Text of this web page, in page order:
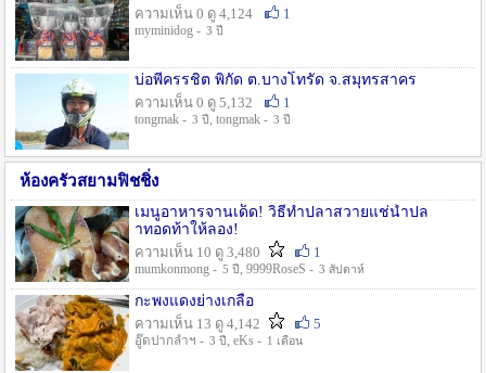
ความเห็น 0 ดู 4,124
1
myminidog - 3 ปี
บ่อพี่ครรชิต พิกัด ต.บางโทรัด จ.สมุทรสาคร
ความเห็น 0 ดู 5,132
1
tongmak - 3 ปี , tongmak - 3 ปี
ห้องครัวสยามฟิชชิ่ง
เมนูอาหารจานเด็ด! วิธีทำปลาสวายแช่น้ำปล
าทอดท้าให้ลอง!
ความเห็น 10 ดู 3,480
1
mumkonmong - 5 ปี , 9999RoseS - 3 สัปดาห์
กะพงแดงย่างเกลือ
ความเห็น 13 ดู 4,142
5
อู๊ดปากลำฯ - 3 ปี , eKs - 1 เดือน